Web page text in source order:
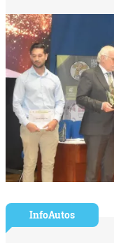
InfoAutos